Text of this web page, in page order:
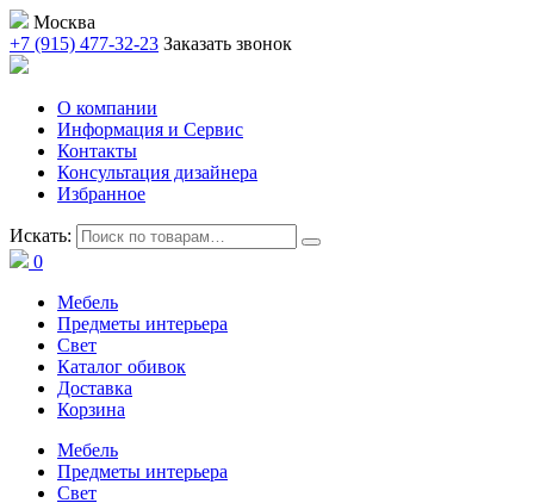
Москва
+7 (915) 477-32-23 Заказать звонок
О компании
Информация и Сервис
Контакты
Консультация дизайнера
Избранное
Искать:
0
Мебель
Предметы интерьера
Свет
Каталог обивок
Доставка
Корзина
Мебель
Предметы интерьера
Свет